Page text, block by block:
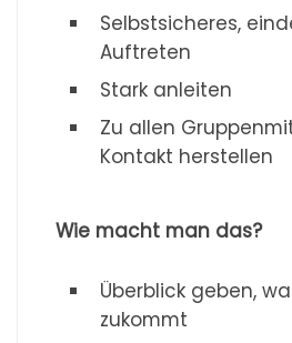
Selbstsicheres,
Auftreten
Stark anleiten
Zu allen
Kontakt herstellen
Wie macht man das?
Überblick geben,
zukommt